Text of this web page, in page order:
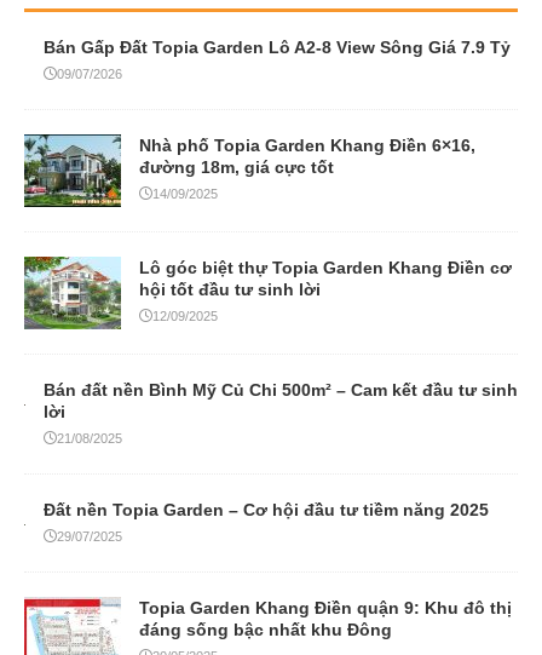
Bán Gấp Đất Topia Garden Lô A2-8 View Sông Giá 7.9 Tỷ
09/07/2026
Nhà phố Topia Garden Khang Điền 6×16,
đường 18m, giá cực tốt
14/09/2025
Lô góc biệt thự Topia Garden Khang Điền cơ
hội tốt đầu tư sinh lời
12/09/2025
Bán đất nền Bình Mỹ Củ Chi 500m² – Cam kết đầu tư sinh
lời
21/08/2025
Đất nền Topia Garden – Cơ hội đầu tư tiềm năng 2025
29/07/2025
Topia Garden Khang Điền quận 9: Khu đô thị
đáng sống bậc nhất khu Đông